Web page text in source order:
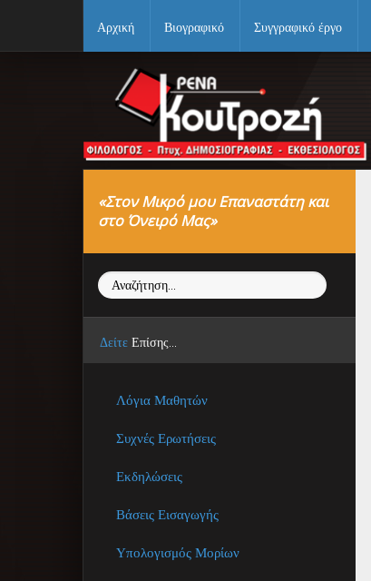
Συγγραφικό έργο
«Μικρά Βιβλία»
Αρχική Βιογραφικό Συγγραφικό έργο
«Στον Μικρό μου Επαναστάτη και
στο Όνειρό Μας»
Αναζήτηση...
Δείτε Επίσης...
Λόγια Μαθητών
Συχνές Ερωτήσεις
Εκδηλώσεις
Βάσεις Εισαγωγής
Υπολογισμός Μορίων